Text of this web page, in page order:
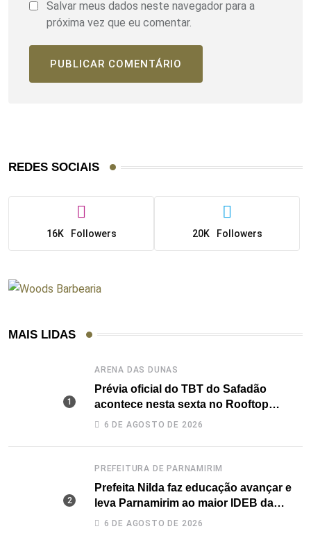
Salvar meus dados neste navegador para a
próxima vez que eu comentar.
REDES SOCIAIS
16K Followers 20K Followers
MAIS LIDAS
ARENA DAS DUNAS
Prévia oficial do TBT do Safadão
acontece nesta sexta no Rooftop
Dunas
6 DE AGOSTO DE 2026
PREFEITURA DE PARNAMIRIM
Prefeita Nilda faz educação avançar e
leva Parnamirim ao maior IDEB da
história dos anos iniciais
6 DE AGOSTO DE 2026